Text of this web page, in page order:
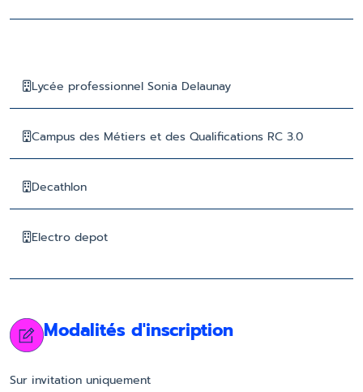
Lycée professionnel Sonia Delaunay
Campus des Métiers et des Qualifications RC 3.0
Decathlon
Electro depot
Modalités d'inscription
Sur invitation uniquement